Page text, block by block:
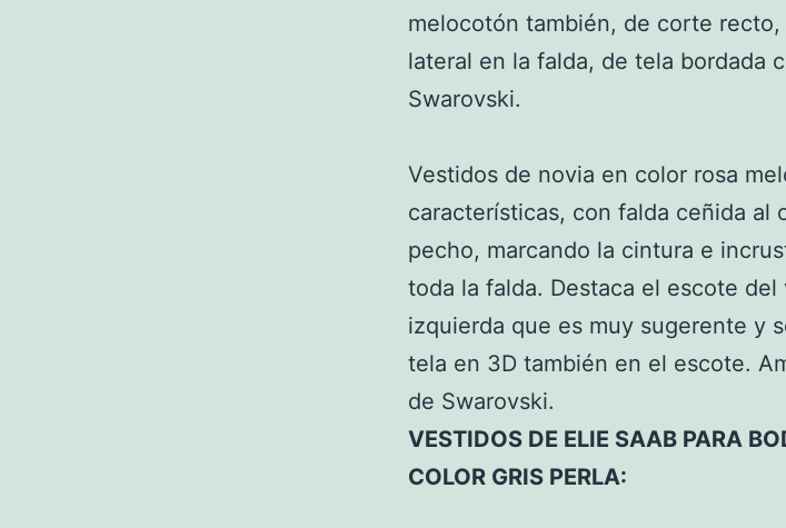
melocotón también, de corte
lateral en la falda, de tela bordada
Swarovski.
Vestidos de novia en color rosa
características, con falda ceñida al
pecho, marcando la cintura e
toda la falda. Destaca el escote
izquierda que es muy sugerente y
tela en 3D también en el escote.
de Swarovski.
VESTIDOS DE ELIE SAAB PARA
COLOR GRIS PERLA: